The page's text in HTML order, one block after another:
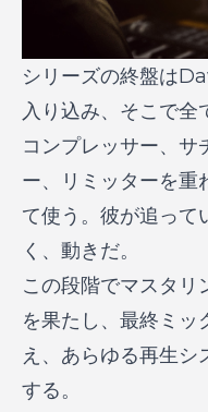
シリーズの終盤は
入り込み、そこで全
コンプレッサー、サ
ー、リミッターを重
て使う。彼が追って
く、動きだ。
この段階でマスタリ
を果たし、最終ミッ
え、あらゆる再生シ
する。